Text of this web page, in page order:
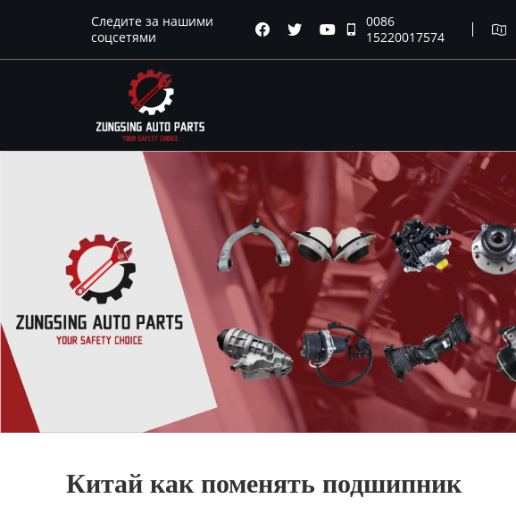
Следите за нашими
соцсетями
   
0086
15220017574

Китай как поменять подшипник